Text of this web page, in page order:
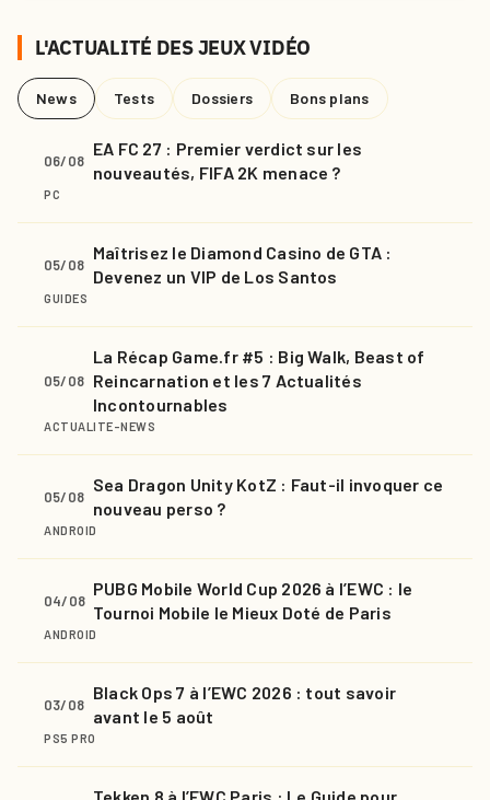
L'ACTUALITÉ DES JEUX VIDÉO
News Tests Dossiers Bons plans
06/08
EA FC 27 : Premier verdict sur les
nouveautés, FIFA 2K menace ?
PC
05/08
Maîtrisez le Diamond Casino de GTA :
Devenez un VIP de Los Santos
GUIDES
05/08
La Récap Game.fr #5 : Big Walk, Beast of
Reincarnation et les 7 Actualités
Incontournables
ACTUALITE-NEWS
05/08
Sea Dragon Unity KotZ : Faut-il invoquer ce
nouveau perso ?
ANDROID
04/08
PUBG Mobile World Cup 2026 à l’EWC : le
Tournoi Mobile le Mieux Doté de Paris
ANDROID
03/08
Black Ops 7 à l’EWC 2026 : tout savoir
avant le 5 août
PS5 PRO